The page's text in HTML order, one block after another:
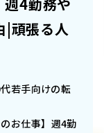
週4勤務や
|頑張る人
若手向けの転
お仕事】週4勤